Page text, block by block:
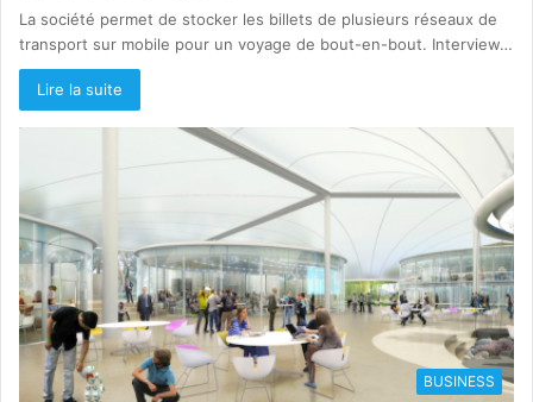
La société permet de stocker les billets de plusieurs réseaux de
transport sur mobile pour un voyage de bout-en-bout. Interview…
Lire la suite
BUSINESS